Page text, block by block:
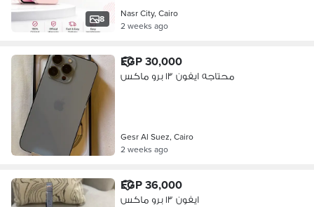
8
Nasr City, Cairo
2 weeks ago
EGP 30,000
محتاجه ايفون ١٣ برو ماكس
Gesr Al Suez, Cairo
2 weeks ago
EGP 36,000
ايفون ١٣ برو ماكس